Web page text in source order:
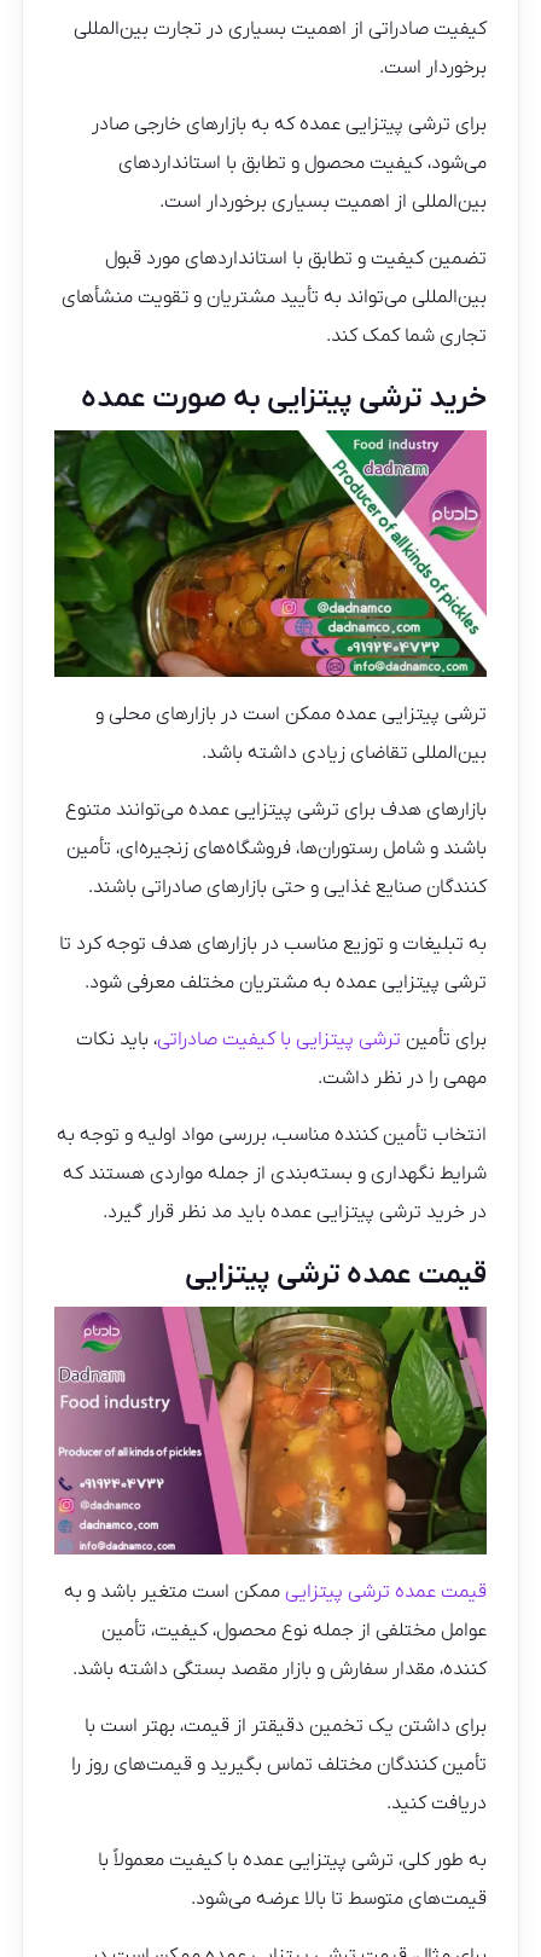
کیفیت صادراتی از اهمیت بسیاری در تجارت بین‌المللی
برخوردار است.
برای ترشی پیتزایی عمده که به بازارهای خارجی صادر
می‌شود، کیفیت محصول و تطابق با استانداردهای
بین‌المللی از اهمیت بسیاری برخوردار است.
تضمین کیفیت و تطابق با استانداردهای مورد قبول
بین‌المللی می‌تواند به تأیید مشتریان و تقویت منشأهای
تجاری شما کمک کند.
خرید ترشی پیتزایی به صورت عمده
ترشی پیتزایی عمده ممکن است در بازارهای محلی و
بین‌المللی تقاضای زیادی داشته باشد.
بازارهای هدف برای ترشی پیتزایی عمده می‌توانند متنوع
باشند و شامل رستوران‌ها، فروشگاه‌های زنجیره‌ای، تأمین
کنندگان صنایع غذایی و حتی بازارهای صادراتی باشند.
به تبلیغات و توزیع مناسب در بازارهای هدف توجه کرد تا
ترشی پیتزایی عمده به مشتریان مختلف معرفی شود.
برای تأمین ترشی پیتزایی با کیفیت صادراتی، باید نکات
مهمی را در نظر داشت.
انتخاب تأمین کننده مناسب، بررسی مواد اولیه و توجه به
شرایط نگهداری و بسته‌بندی از جمله مواردی هستند که
در خرید ترشی پیتزایی عمده باید مد نظر قرار گیرد.
قیمت عمده ترشی پیتزایی
قیمت عمده ترشی پیتزایی ممکن است متغیر باشد و به
عوامل مختلفی از جمله نوع محصول، کیفیت، تأمین
کننده، مقدار سفارش و بازار مقصد بستگی داشته باشد.
برای داشتن یک تخمین دقیقتر از قیمت، بهتر است با
تأمین کنندگان مختلف تماس بگیرید و قیمت‌های روز را
دریافت کنید.
به طور کلی، ترشی پیتزایی عمده با کیفیت معمولاً با
قیمت‌های متوسط تا بالا عرضه می‌شود.